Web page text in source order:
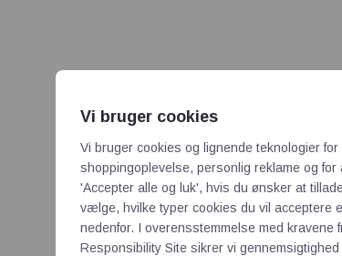
Vi bruger cookies
Vi bruger cookies og lignende teknologier
shoppingoplevelse, personlig reklame og
'Accepter alle og luk', hvis du ønsker at
vælge, hvilke typer cookies du vil acceptere
nedenfor. I overensstemmelse med kravene
Responsibility Site sikrer vi